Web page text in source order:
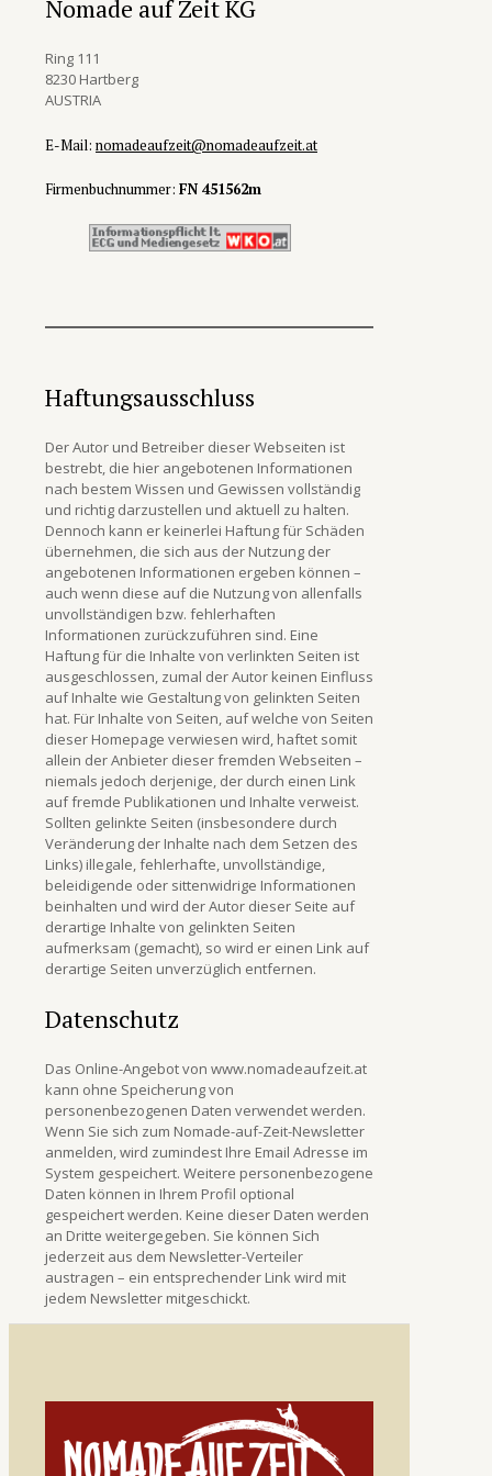
Nomade auf Zeit KG
Ring 111
8230 Hartberg
AUSTRIA
E-Mail: nomadeaufzeit@nomadeaufzeit.at
Firmenbuchnummer: FN 451562m
Haftungsausschluss
Der Autor und Betreiber dieser Webseiten ist
bestrebt, die hier angebotenen Informationen
nach bestem Wissen und Gewissen vollständig
und richtig darzustellen und aktuell zu halten.
Dennoch kann er keinerlei Haftung für Schäden
übernehmen, die sich aus der Nutzung der
angebotenen Informationen ergeben können –
auch wenn diese auf die Nutzung von allenfalls
unvollständigen bzw. fehlerhaften
Informationen zurückzuführen sind. Eine
Haftung für die Inhalte von verlinkten Seiten ist
ausgeschlossen, zumal der Autor keinen Einfluss
auf Inhalte wie Gestaltung von gelinkten Seiten
hat. Für Inhalte von Seiten, auf welche von Seiten
dieser Homepage verwiesen wird, haftet somit
allein der Anbieter dieser fremden Webseiten –
niemals jedoch derjenige, der durch einen Link
auf fremde Publikationen und Inhalte verweist.
Sollten gelinkte Seiten (insbesondere durch
Veränderung der Inhalte nach dem Setzen des
Links) illegale, fehlerhafte, unvollständige,
beleidigende oder sittenwidrige Informationen
beinhalten und wird der Autor dieser Seite auf
derartige Inhalte von gelinkten Seiten
aufmerksam (gemacht), so wird er einen Link auf
derartige Seiten unverzüglich entfernen.
Datenschutz
Das Online-Angebot von www.nomadeaufzeit.at
kann ohne Speicherung von
personenbezogenen Daten verwendet werden.
Wenn Sie sich zum Nomade-auf-Zeit-Newsletter
anmelden, wird zumindest Ihre Email Adresse im
System gespeichert. Weitere personenbezogene
Daten können in Ihrem Profil optional
gespeichert werden. Keine dieser Daten werden
an Dritte weitergegeben. Sie können Sich
jederzeit aus dem Newsletter-Verteiler
austragen – ein entsprechender Link wird mit
jedem Newsletter mitgeschickt.